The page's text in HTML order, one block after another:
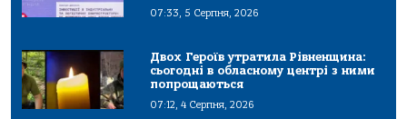
07:33, 5 Серпня, 2026
Двох Героїв утратила Рівненщина:
сьогодні в обласному центрі з ними
попрощаються
07:12, 4 Серпня, 2026